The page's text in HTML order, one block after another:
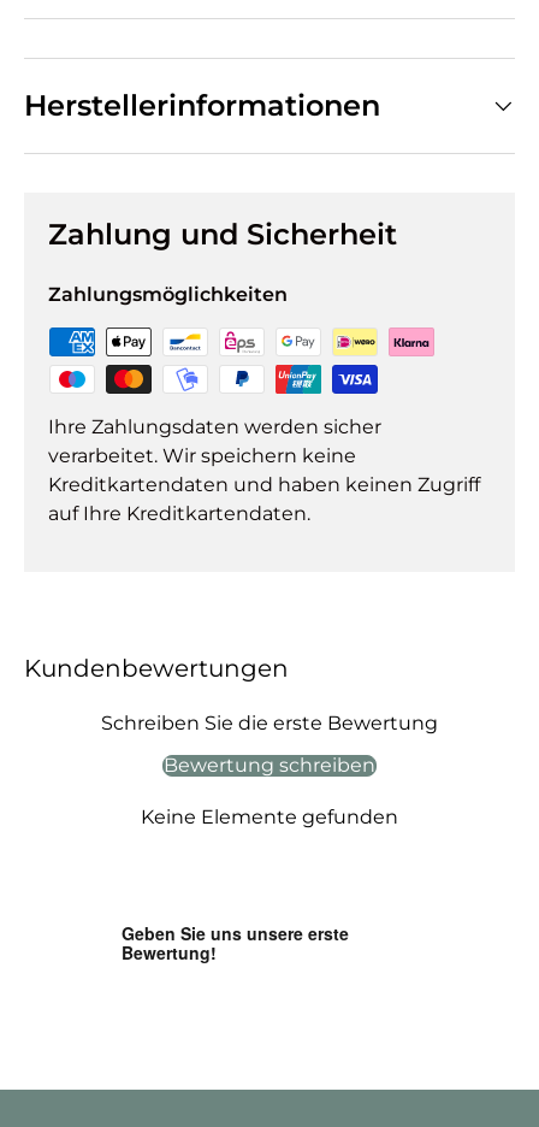
Herstellerinformationen
Zahlung und Sicherheit
Zahlungsmöglichkeiten
Ihre Zahlungsdaten werden sicher
verarbeitet. Wir speichern keine
Kreditkartendaten und haben keinen Zugriff
auf Ihre Kreditkartendaten.
Kundenbewertungen
Schreiben Sie die erste Bewertung
Bewertung schreiben
Keine Elemente gefunden